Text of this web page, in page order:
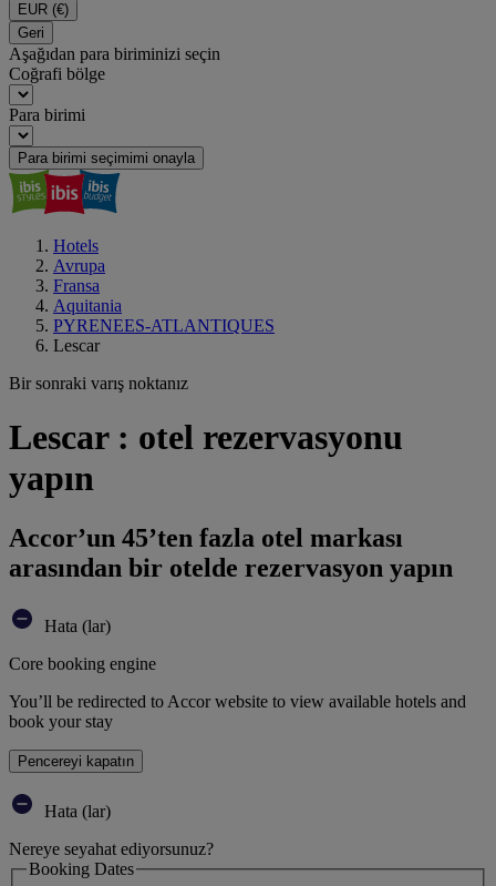
EUR (€)
Geri
Aşağıdan para biriminizi seçin
Coğrafi bölge
Para birimi
Para birimi seçimimi onayla
Hotels
Avrupa
Fransa
Aquitania
PYRENEES-ATLANTIQUES
Lescar
Bir sonraki varış noktanız
Lescar : otel rezervasyonu
yapın
Accor’un 45’ten fazla otel markası
arasından bir otelde rezervasyon yapın
Hata (lar)
Core booking engine
You’ll be redirected to Accor website to view available hotels and
book your stay
Pencereyi kapatın
Hata (lar)
Nereye seyahat ediyorsunuz?
Booking Dates